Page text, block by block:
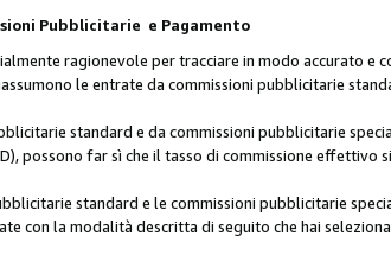
Pubblicitarie e Pagamento
ragionevole per tracciare in modo accurato
le entrate da commissioni pubblicitarie
standard e da commissioni pubblicitarie
possono far sì che il tasso di commissione
standard e le commissioni pubblicitarie
con la modalità descritta di seguito che hai